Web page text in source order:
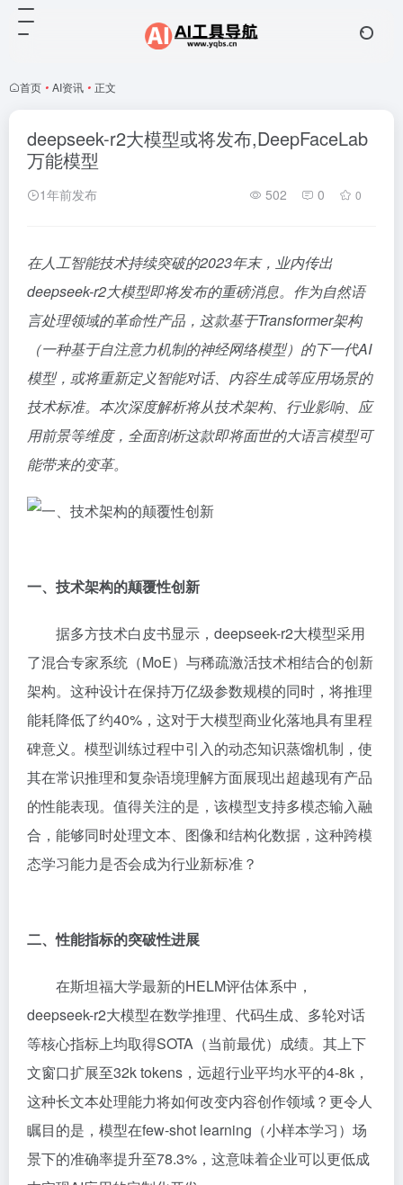
首页 • AI资讯 • 正文
deepseek-r2大模型或将发布,DeepFaceLab
万能模型
1年前发布 502 0 0
在人工智能技术持续突破的2023年末，业内传出
deepseek-r2大模型即将发布的重磅消息。作为自然语
言处理领域的革命性产品，这款基于Transformer架构
（一种基于自注意力机制的神经网络模型）的下一代AI
模型，或将重新定义智能对话、内容生成等应用场景的
技术标准。本次深度解析将从技术架构、行业影响、应
用前景等维度，全面剖析这款即将面世的大语言模型可
能带来的变革。
一、技术架构的颠覆性创新
据多方技术白皮书显示，deepseek-r2大模型采用
了混合专家系统（MoE）与稀疏激活技术相结合的创新
架构。这种设计在保持万亿级参数规模的同时，将推理
能耗降低了约40%，这对于大模型商业化落地具有里程
碑意义。模型训练过程中引入的动态知识蒸馏机制，使
其在常识推理和复杂语境理解方面展现出超越现有产品
的性能表现。值得关注的是，该模型支持多模态输入融
合，能够同时处理文本、图像和结构化数据，这种跨模
态学习能力是否会成为行业新标准？
二、性能指标的突破性进展
在斯坦福大学最新的HELM评估体系中，
deepseek-r2大模型在数学推理、代码生成、多轮对话
等核心指标上均取得SOTA（当前最优）成绩。其上下
文窗口扩展至32k tokens，远超行业平均水平的4-8k，
这种长文本处理能力将如何改变内容创作领域？更令人
瞩目的是，模型在few-shot learning（小样本学习）场
景下的准确率提升至78.3%，这意味着企业可以更低成